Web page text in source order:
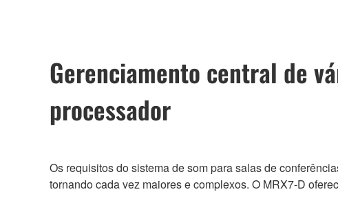
Gerenciamento central de
processador
Os requisitos do sistema de som para salas de
tornando cada vez maiores e complexos. O MRX7-D